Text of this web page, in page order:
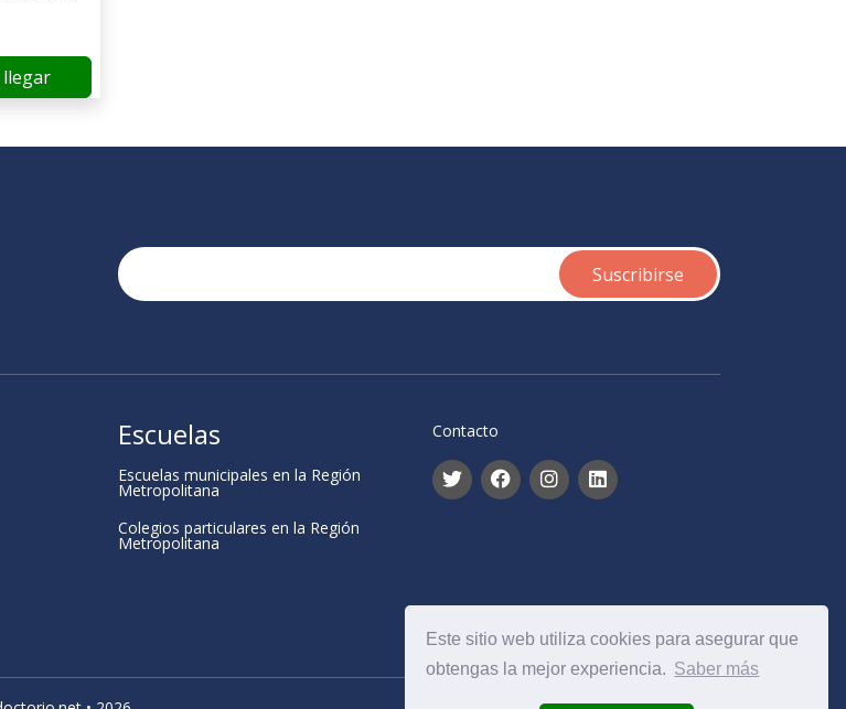
Este sitio web utiliza cookies para asegurar que
obtengas la mejor experiencia. Saber más
llegar
Escuelas
Escuelas municipales en la Región
Metropolitana
Colegios particulares en la Región
Metropolitana
Contacto